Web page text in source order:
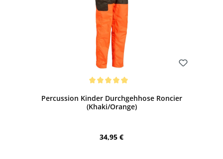
Percussion Kinder Durchgehhose Roncier
(Khaki/Orange)
Regulärer Preis:
34,95 €